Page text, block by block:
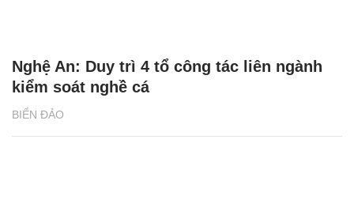
BIỂN ĐẢO
Nghệ An: Duy trì 4 tổ công tác liên ngành
kiểm soát nghề cá